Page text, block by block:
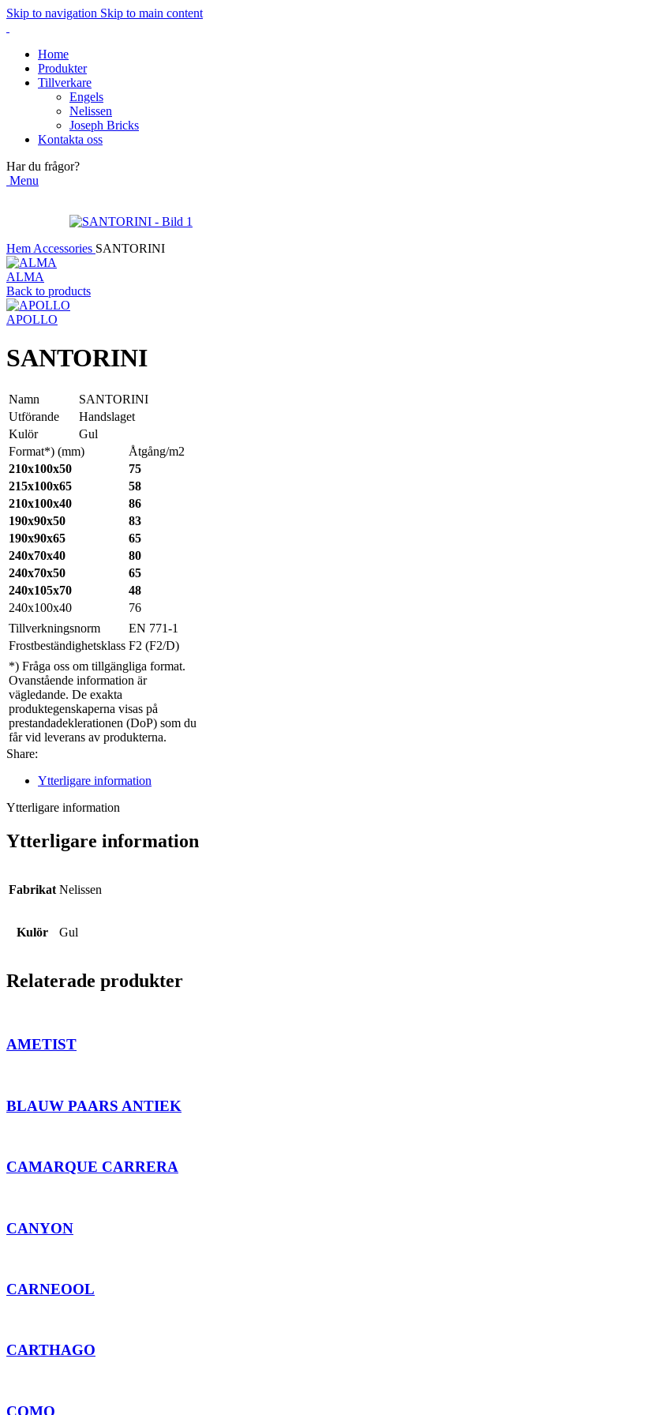
Skip to navigation Skip to main content
Home
Produkter
Tillverkare
Engels
Nelissen
Joseph Bricks
Kontakta oss
Har du frågor?
Menu
Hem Accessories SANTORINI
ALMA
Back to products
APOLLO
SANTORINI
Namn
SANTORINI
Utförande
Handslaget
Kulör
Gul
Format*) (mm)
Åtgång/m2
210x100x50
75
215x100x65
58
210x100x40
86
190x90x50
83
190x90x65
65
240x70x40
80
240x70x50
65
240x105x70
48
240x100x40
76
Tillverkningsnorm
EN 771-1
Frostbeständighetsklass F2 (F2/D)
*) Fråga oss om tillgängliga format.
Ovanstående information är
vägledande. De exakta
produktegenskaperna visas på
prestandadeklerationen (DoP) som du
får vid leverans av produkterna.
Share:
Ytterligare information
Ytterligare information
Ytterligare information
Fabrikat Nelissen
Kulör Gul
Relaterade produkter
AMETIST
BLAUW PAARS ANTIEK
CAMARQUE CARRERA
CANYON
CARNEOOL
CARTHAGO
COMO